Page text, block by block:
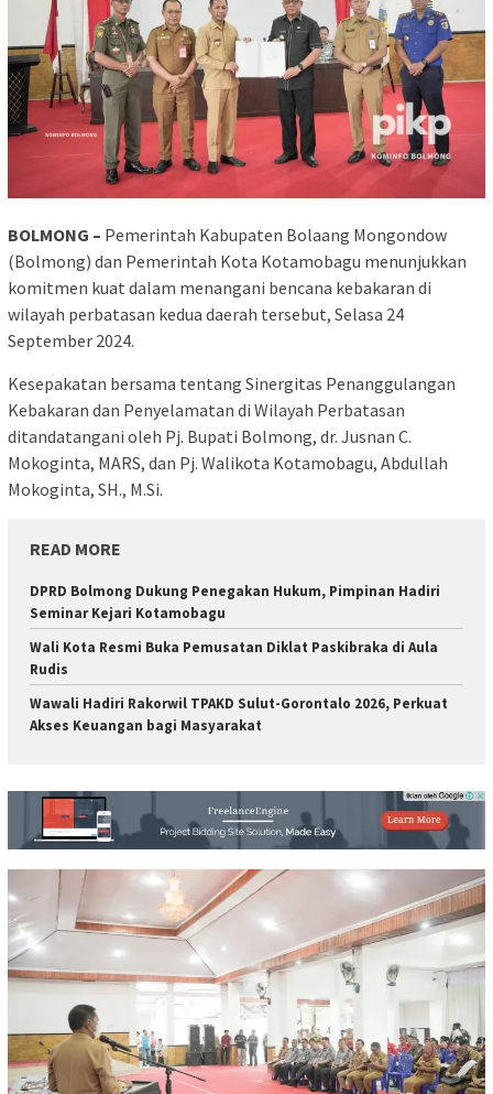
BOLMONG – Pemerintah Kabupaten Bolaang Mongondow
(Bolmong) dan Pemerintah Kota Kotamobagu menunjukkan
komitmen kuat dalam menangani bencana kebakaran di
wilayah perbatasan kedua daerah tersebut, Selasa 24
September 2024.
Kesepakatan bersama tentang Sinergitas Penanggulangan
Kebakaran dan Penyelamatan di Wilayah Perbatasan
ditandatangani oleh Pj. Bupati Bolmong, dr. Jusnan C.
Mokoginta, MARS, dan Pj. Walikota Kotamobagu, Abdullah
Mokoginta, SH., M.Si.
READ MORE
DPRD Bolmong Dukung Penegakan Hukum, Pimpinan Hadiri
Seminar Kejari Kotamobagu
Wali Kota Resmi Buka Pemusatan Diklat Paskibraka di Aula
Rudis
Wawali Hadiri Rakorwil TPAKD Sulut-Gorontalo 2026, Perkuat
Akses Keuangan bagi Masyarakat